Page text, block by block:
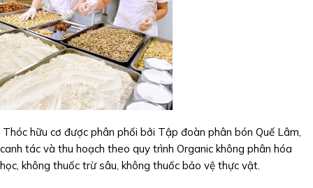
Thóc hữu cơ được phân phối bởi Tập đoàn phân bón Quế Lâm,
canh tác và thu hoạch theo quy trình Organic không phân hóa
học, không thuốc trừ sâu, không thuốc bảo vệ thực vật.